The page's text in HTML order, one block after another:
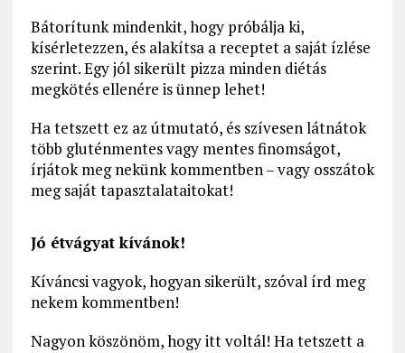
Bátorítunk mindenkit, hogy próbálja ki,
kísérletezzen, és alakítsa a receptet a saját ízlése
szerint. Egy jól sikerült pizza minden diétás
megkötés ellenére is ünnep lehet!
Ha tetszett ez az útmutató, és szívesen látnátok
több gluténmentes vagy mentes finomságot,
írjátok meg nekünk kommentben – vagy osszátok
meg saját tapasztalataitokat!
Jó étvágyat kívánok!
Kíváncsi vagyok, hogyan sikerült, szóval írd meg
nekem kommentben!
Nagyon köszönöm, hogy itt voltál! Ha tetszett a